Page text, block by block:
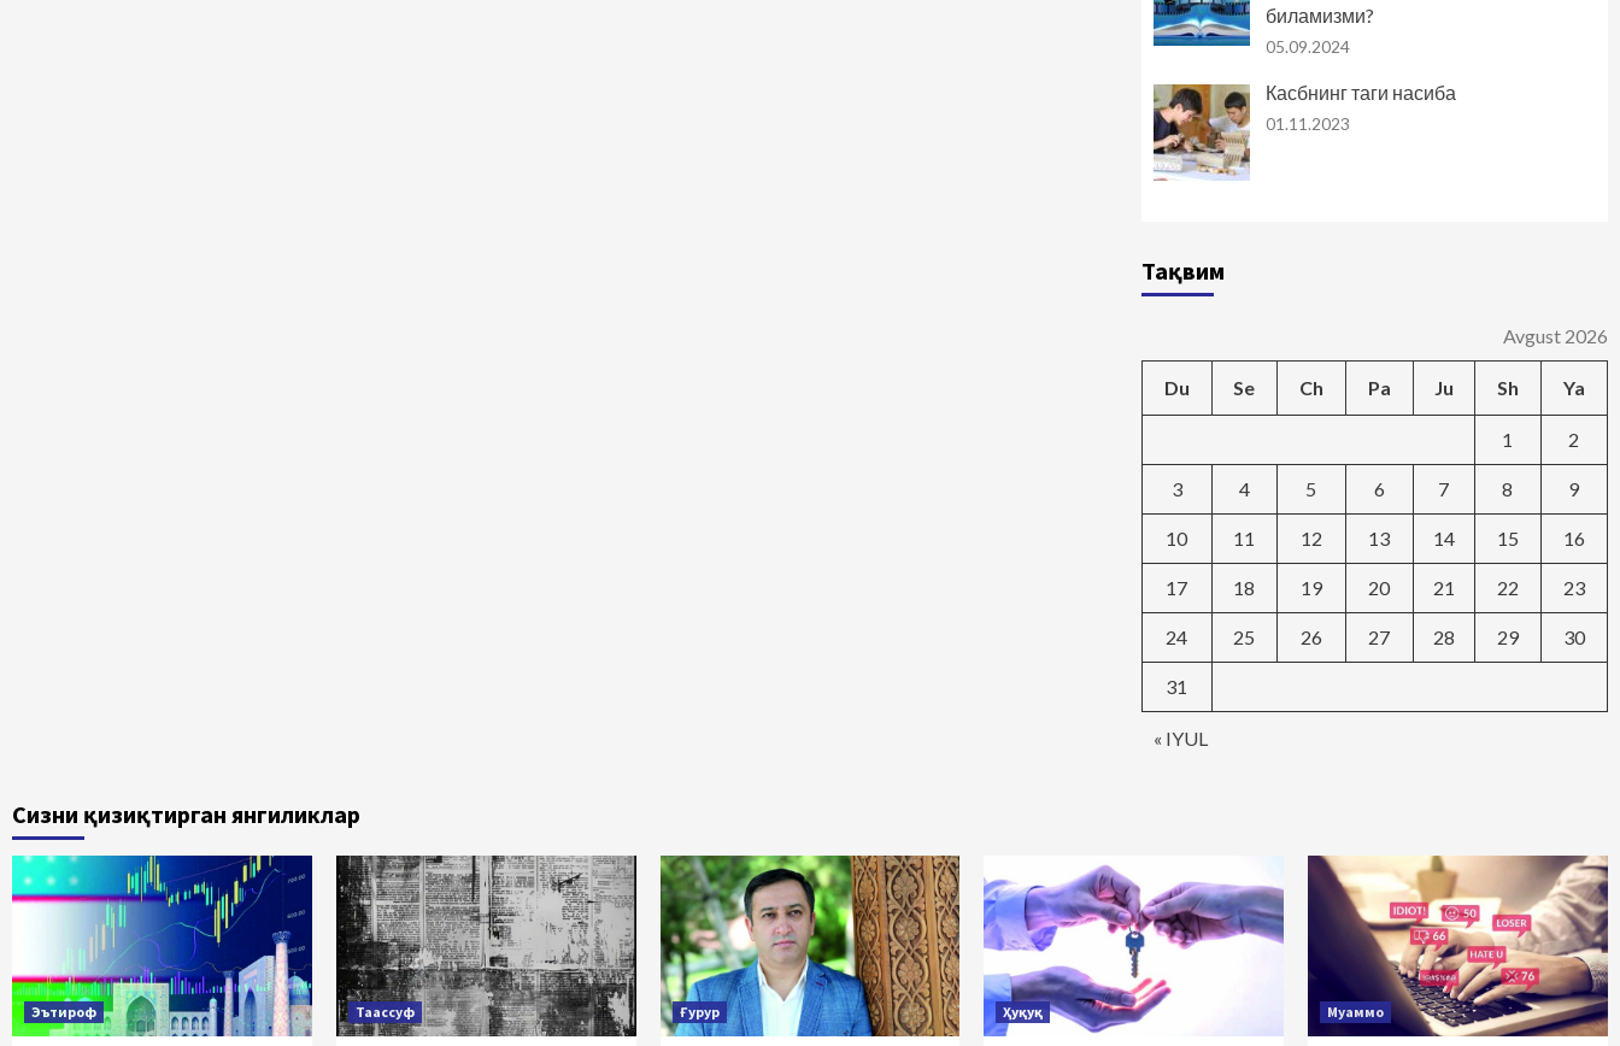
биламизми?
05.09.2024
Касбнинг таги насиба
01.11.2023
Тақвим
Avgust 2026
Du Se Ch Pa Ju Sh Ya
« IYUL
1 2
3 4 5 6 7 8 9
10 11 12 13 14 15 16
17 18 19 20 21 22 23
24 25 26 27 28 29 30
31
Сизни қизиқтирган янгиликлар
Эътироф Таассуф Ғурур Ҳуқуқ Муаммо